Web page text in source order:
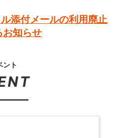
添付メールの利用廃止
お知らせ
ント